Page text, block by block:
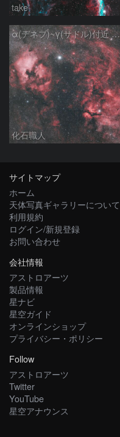
take
α(デネブ)~γ(サドル)付近 NGC7000 北アメリカ星雲 IC5067~5070 ペリカン星雲 はくちょう座
化石職人
サイトマップ
ホーム
天体写真ギャラリーについて
利用規約
ログイン/新規登録
お問い合わせ
会社情報
アストロアーツ
製品情報
星ナビ
星空ガイド
オンラインショップ
プライバシー・ポリシー
Follow
アストロアーツ
Twitter
YouTube
星空アナウンス